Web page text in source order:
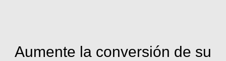
Aumente la conversión de su